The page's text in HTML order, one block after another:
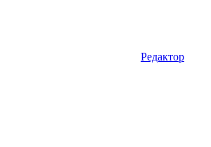
Редактор